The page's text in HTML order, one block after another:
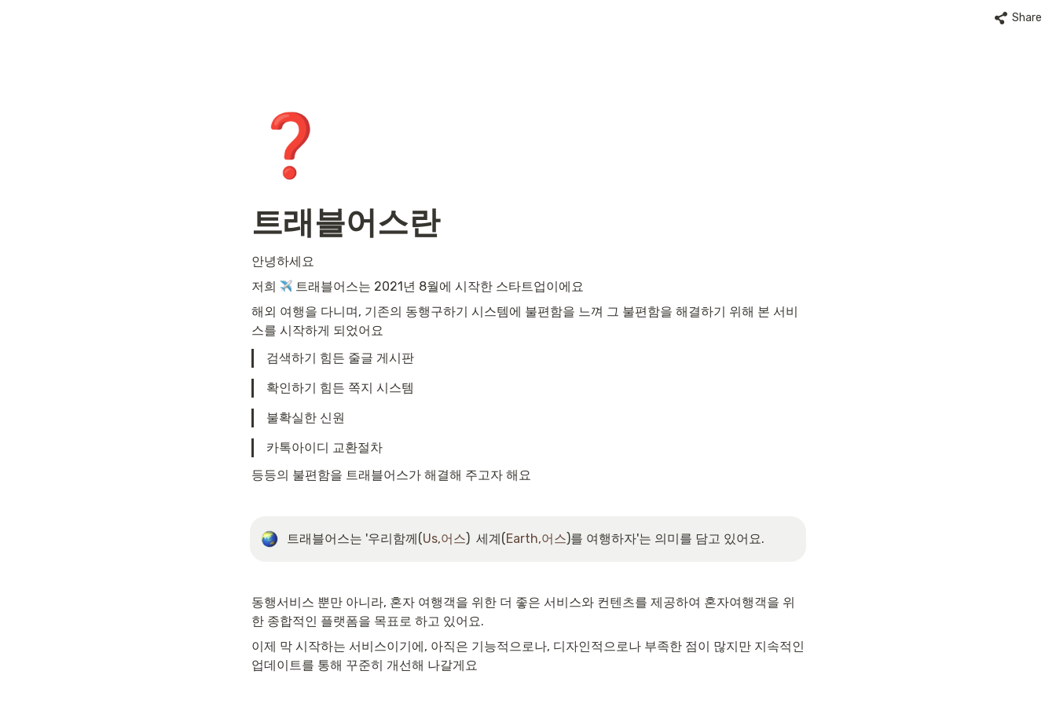
Share
❓
트래블어스란
안녕하세요
저희
트래블어스는 2021년 8월에 시작한 스타트업이에요
해외 여행을 다니며, 기존의 동행구하기 시스템에 불편함을 느껴 그 불편함을 해결하기 위해 본 서비
스를 시작하게 되었어요
검색하기 힘든 줄글 게시판
확인하기 힘든 쪽지 시스템
불확실한 신원
카톡아이디 교환절차
등등의 불편함을 트래블어스가 해결해 주고자 해요
트래블어스는 '우리함께(Us,어스)  세계(Earth,어스)를 여행하자'는 의미를 담고 있어요.
동행서비스 뿐만 아니라, 혼자 여행객을 위한 더 좋은 서비스와 컨텐츠를 제공하여 혼자여행객을 위
한 종합적인 플랫폼을 목표로 하고 있어요.
이제 막 시작하는 서비스이기에, 아직은 기능적으로나, 디자인적으로나 부족한 점이 많지만 지속적인
업데이트를 통해 꾸준히 개선해 나갈게요